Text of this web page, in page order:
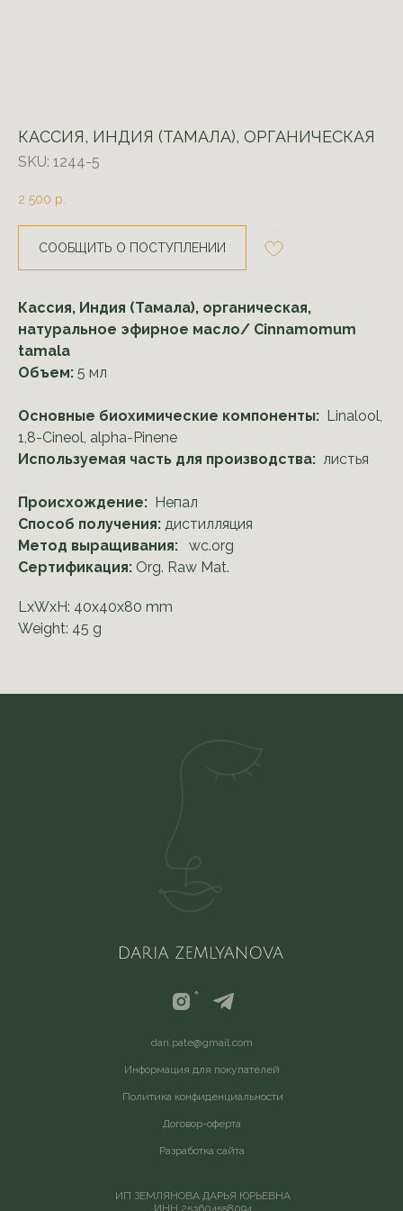
КАССИЯ, ИНДИЯ (ТАМАЛА), ОРГАНИЧЕСКАЯ
SKU: 1244-5
2 500 р.
СООБЩИТЬ О ПОСТУПЛЕНИИ
Кассия, Индия (Тамала), органическая,
натуральное эфирное масло/ Cinnamomum
tamala
Объем: 5 мл
Основные биохимические компоненты: Linalool,
1,8-Cineol, alpha-Pinene
Используемая часть для производства: листья
Происхождение: Непал
Способ получения: дистилляция
Метод выращивания: wc.org
Сертификация: Org. Raw Mat.
LxWxH: 40x40x80 mm
Weight: 45 g
*
Политика конфиденциальности
ИП ЗЕМЛЯНОВА ДАРЬЯ ЮРЬЕВНА
ИНН 253604558094
Разработка сайта
Договор-оферта
Информация для покупателей
dari.pate@gmail.com